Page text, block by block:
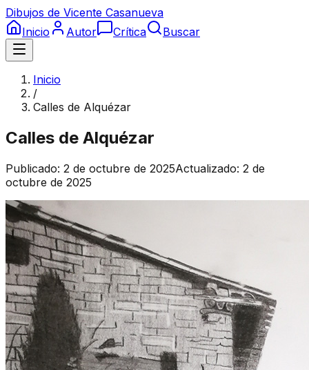
Dibujos de Vicente Casanueva
Inicio
Autor Crítica Buscar
Inicio
/
Calles de Alquézar
Calles de Alquézar
Publicado: 2 de octubre de 2025Actualizado: 2 de
octubre de 2025